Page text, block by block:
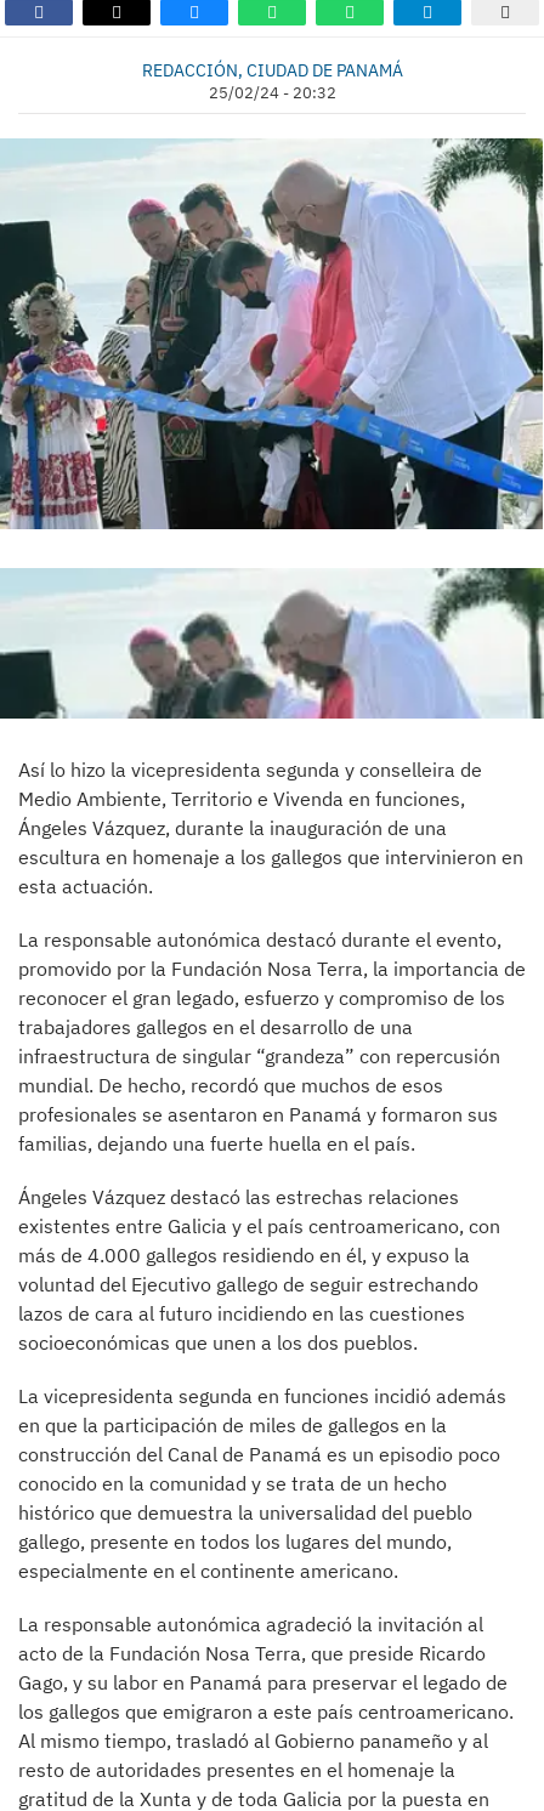
REDACCIÓN, CIUDAD DE PANAMÁ
25/02/24 - 20:32
Así lo hizo la vicepresidenta segunda y conselleira de
Medio Ambiente, Territorio e Vivenda en funciones,
Ángeles Vázquez, durante la inauguración de una
escultura en homenaje a los gallegos que intervinieron en
esta actuación.
La responsable autonómica destacó durante el evento,
promovido por la Fundación Nosa Terra, la importancia de
reconocer el gran legado, esfuerzo y compromiso de los
trabajadores gallegos en el desarrollo de una
infraestructura de singular “grandeza” con repercusión
mundial. De hecho, recordó que muchos de esos
profesionales se asentaron en Panamá y formaron sus
familias, dejando una fuerte huella en el país.
Ángeles Vázquez destacó las estrechas relaciones
existentes entre Galicia y el país centroamericano, con
más de 4.000 gallegos residiendo en él, y expuso la
voluntad del Ejecutivo gallego de seguir estrechando
lazos de cara al futuro incidiendo en las cuestiones
socioeconómicas que unen a los dos pueblos.
La vicepresidenta segunda en funciones incidió además
en que la participación de miles de gallegos en la
construcción del Canal de Panamá es un episodio poco
conocido en la comunidad y se trata de un hecho
histórico que demuestra la universalidad del pueblo
gallego, presente en todos los lugares del mundo,
especialmente en el continente americano.
La responsable autonómica agradeció la invitación al
acto de la Fundación Nosa Terra, que preside Ricardo
Gago, y su labor en Panamá para preservar el legado de
los gallegos que emigraron a este país centroamericano.
Al mismo tiempo, trasladó al Gobierno panameño y al
resto de autoridades presentes en el homenaje la
gratitud de la Xunta y de toda Galicia por la puesta en